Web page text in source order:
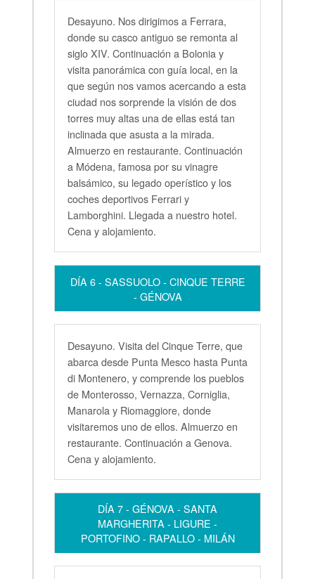
Desayuno. Nos dirigimos a Ferrara,
donde su casco antiguo se remonta al
siglo XIV. Continuación a Bolonia y
visita panorámica con guía local, en la
que según nos vamos acercando a esta
ciudad nos sorprende la visión de dos
torres muy altas una de ellas está tan
inclinada que asusta a la mirada.
Almuerzo en restaurante. Continuación
a Módena, famosa por su vinagre
balsámico, su legado operístico y los
coches deportivos Ferrari y
Lamborghini. Llegada a nuestro hotel.
Cena y alojamiento.
DÍA 6 - SASSUOLO - CINQUE TERRE
- GÉNOVA
Desayuno. Visita del Cinque Terre, que
abarca desde Punta Mesco hasta Punta
di Montenero, y comprende los pueblos
de Monterosso, Vernazza, Corniglia,
Manarola y Riomaggiore, donde
visitaremos uno de ellos. Almuerzo en
restaurante. Continuación a Genova.
Cena y alojamiento.
DÍA 7 - GÉNOVA - SANTA
MARGHERITA - LIGURE -
PORTOFINO - RAPALLO - MILÁN